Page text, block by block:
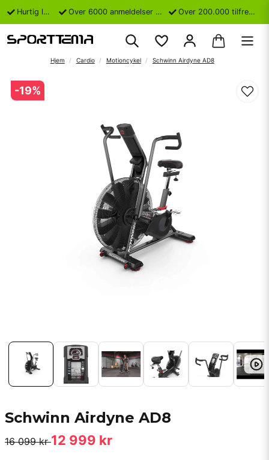
Hurtig levering Over 6000 anmeldelser på Trustpilot Over 200.000 tilfredse kunder
Hjem Cardio Motioncykel Schwinn Airdyne AD8
-19%
Schwinn Airdyne AD8
16 099 kr12 999 kr